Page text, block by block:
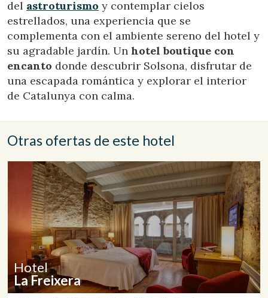
del astroturismo y contemplar cielos
estrellados, una experiencia que se
complementa con el ambiente sereno del hotel y
su agradable jardín. Un hotel boutique con
encanto donde descubrir Solsona, disfrutar de
una escapada romántica y explorar el interior
de Catalunya con calma.
Otras ofertas de este hotel
Hotel
La Freixera